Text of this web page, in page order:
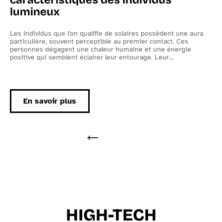
lumineux
Les individus que l'on qualifie de solaires possèdent une aura
particulière, souvent perceptible au premier contact. Ces
personnes dégagent une chaleur humaine et une énergie
positive qui semblent éclairer leur entourage. Leur…
En savoir plus
HIGH-TECH